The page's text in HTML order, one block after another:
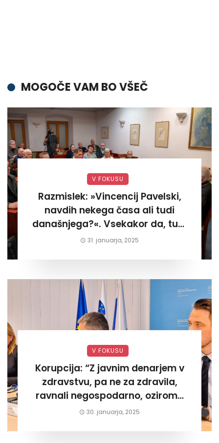
MOGOČE VAM BO VŠEČ
V FOKUSU
Razmislek: »Vincencij Pavelski,
navdih nekega časa ali tudi
današnjega?«. Vsekakor da, tudi
današnjega«
31. januarja, 2025
V FOKUSU
Korupcija: “Z javnim denarjem v
zdravstvu, pa ne za zdravila,
ravnali negospodarno, oziroma
za lastni žep. Tokrat na Žalskem«
30. januarja, 2025